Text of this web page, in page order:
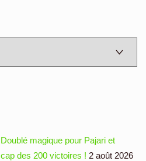
magique pour Pajari et
des 200 victoires ! 2 août 2026